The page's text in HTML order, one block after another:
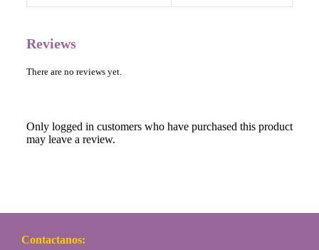
Reviews
There are no reviews yet.
Only logged in customers who have purchased this product
may leave a review.
Contactanos: